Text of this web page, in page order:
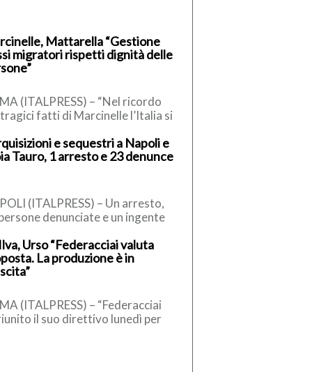
Mattarella “Gestione
migratori rispetti dignità delle
(ITALPRESS) – “Nel ricordo
fatti di Marcinelle l’Italia si
nostri concittadini […]
e sequestri a Napoli e
Tauro, 1 arresto e 23 denunce
(ITALPRESS) – Un arresto,
denunciate e un ingente
tra armi e rame. E’ […]
Urso “Federacciai valuta
La produzione è in
(ITALPRESS) – “Federacciai
il suo direttivo lunedì per